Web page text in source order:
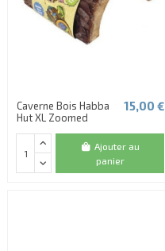
Caverne Bois Habba
Hut XL Zoomed
15,00 €
Ajouter au
panier